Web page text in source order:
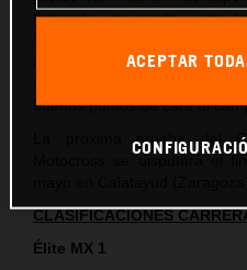
firmando una cuarta y una
aspiraba, sí que le permiten
buenos puntos de cara al
La próxima prueba del
CLASIFICACIONES
Élite MX 1
ACEPTAR